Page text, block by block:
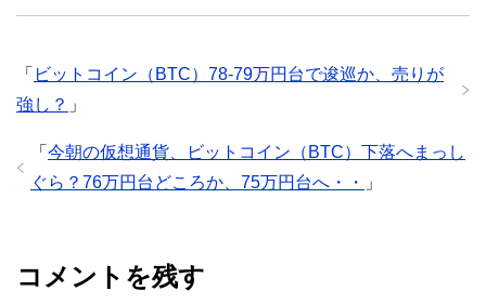
「 ビットコイン（BTC）78-79万円台で逡巡か、売りが
強し？ 」
「 今朝の仮想通貨、ビットコイン（BTC）下落へまっし
ぐら？76万円台どころか、75万円台へ・・
」
コメントを残す